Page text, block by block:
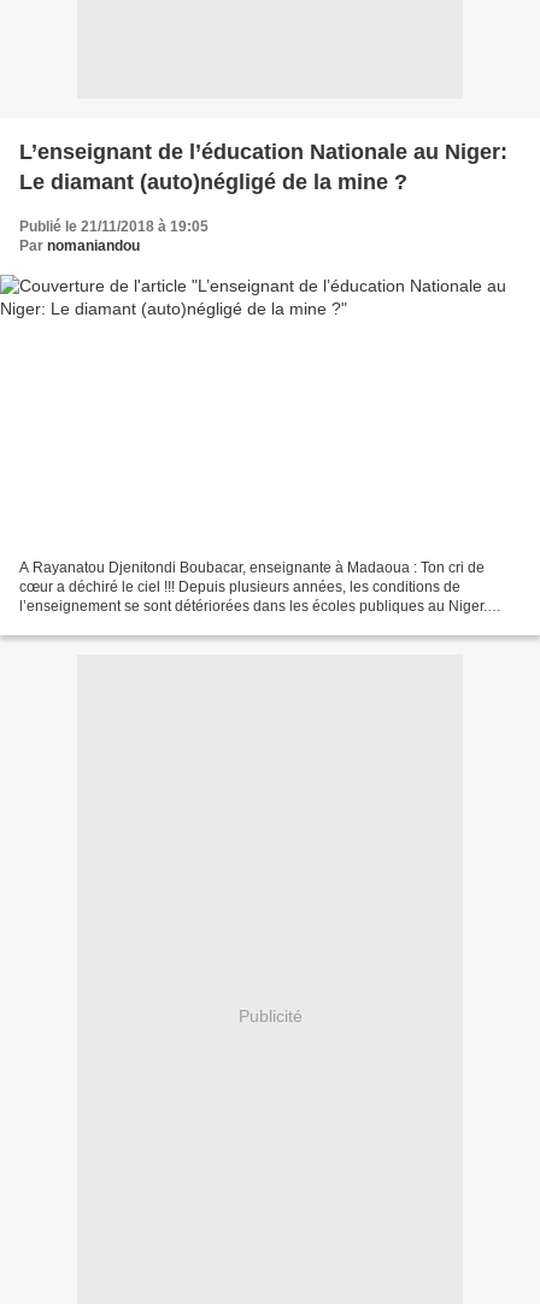
L’enseignant de l’éducation Nationale au Niger:
Le diamant (auto)négligé de la mine ?
Publié le 21/11/2018 à 19:05
Par nomaniandou
A Rayanatou Djenitondi Boubacar, enseignante à Madaoua : Ton cri de
cœur a déchiré le ciel !!! Depuis plusieurs années, les conditions de
l’enseignement se sont détériorées dans les écoles publiques au Niger.
Publicité